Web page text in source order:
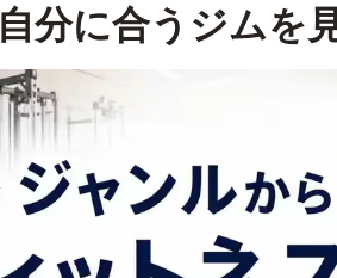
分に合うジムを